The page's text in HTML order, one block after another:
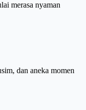
merasa nyaman
dan aneka momen